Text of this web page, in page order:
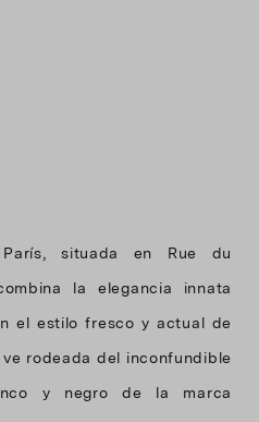
situada en Rue du
la elegancia innata
el estilo fresco y actual de
rodeada del inconfundible
y negro de la marca